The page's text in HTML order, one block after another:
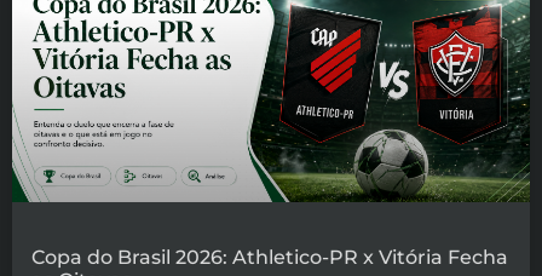
Copa do Brasil 2026: Athletico-PR x Vitória Fecha